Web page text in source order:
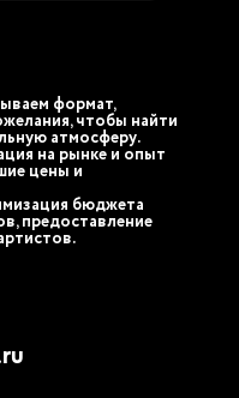
формат,
чтобы найти
атмосферу.
на рынке и опыт
цены и
бюджета
предоставление